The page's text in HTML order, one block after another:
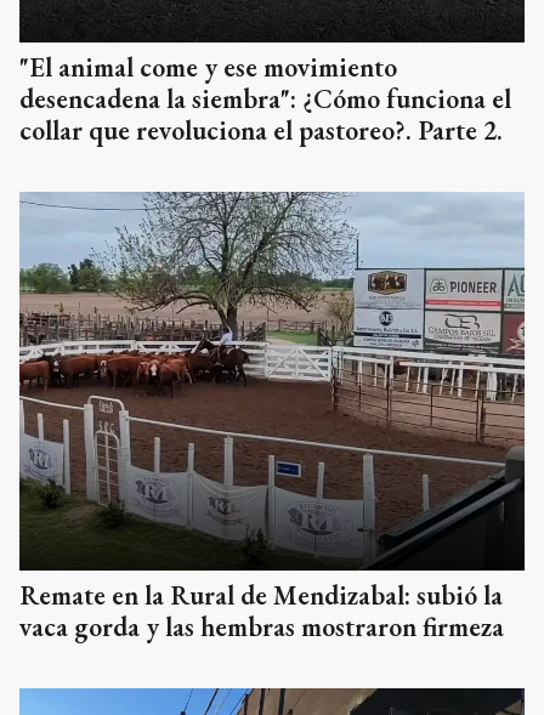
"El animal come y ese movimiento
desencadena la siembra": ¿Cómo funciona el
collar que revoluciona el pastoreo?. Parte 2.
Remate en la Rural de Mendizabal: subió la
vaca gorda y las hembras mostraron firmeza